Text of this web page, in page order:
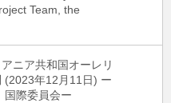
Team, the
ニア共和国オーレリ
(2023年12月11日) ー
国際委員会ー